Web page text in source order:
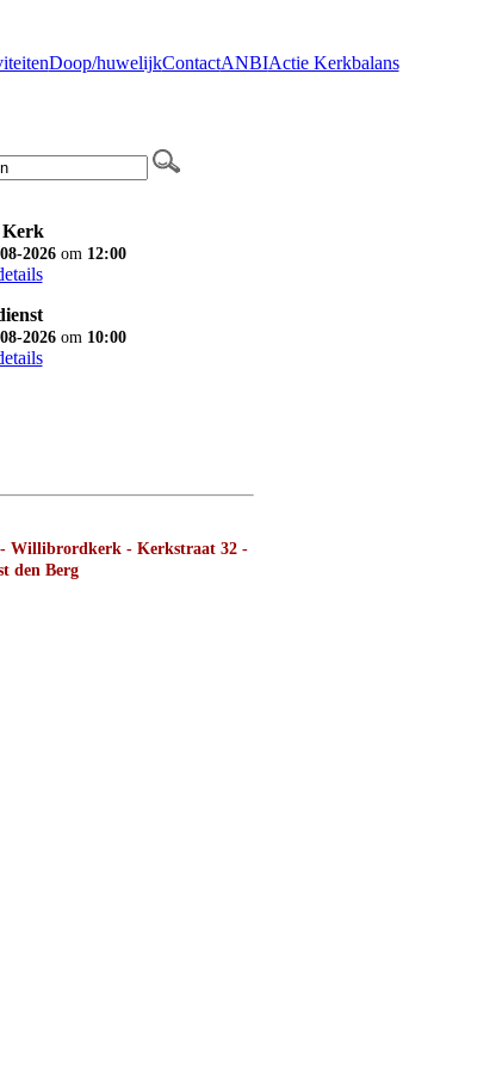
Doop/huwelijkContactANBIActie Kerkbalans
Kerk
2026om 12:00
2026om 10:00
- Willibrordkerk - Kerkstraat 32 -
den Berg